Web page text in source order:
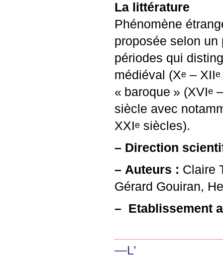
La littérature
Phénomène
proposée selon
périodes qui
médiéval (Xe – XIIe
« baroque » (XVIe
siècle avec
XXIe siècles).
– Direction
– Auteurs : Claire
Gérard Gouiran,
– Etablissement
—L’